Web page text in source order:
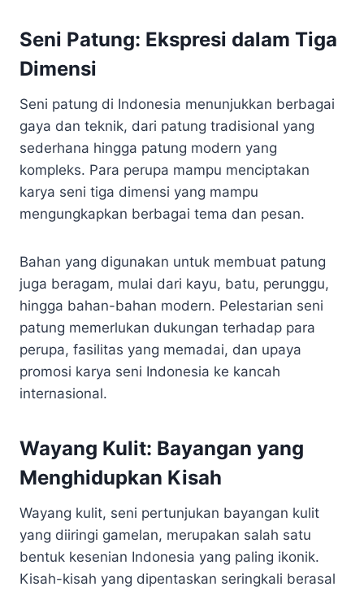
Seni Patung: Ekspresi dalam Tiga
Dimensi
Seni patung di Indonesia menunjukkan berbagai
gaya dan teknik, dari patung tradisional yang
sederhana hingga patung modern yang
kompleks. Para perupa mampu menciptakan
karya seni tiga dimensi yang mampu
mengungkapkan berbagai tema dan pesan.
Bahan yang digunakan untuk membuat patung
juga beragam, mulai dari kayu, batu, perunggu,
hingga bahan-bahan modern. Pelestarian seni
patung memerlukan dukungan terhadap para
perupa, fasilitas yang memadai, dan upaya
promosi karya seni Indonesia ke kancah
internasional.
Wayang Kulit: Bayangan yang
Menghidupkan Kisah
Wayang kulit, seni pertunjukan bayangan kulit
yang diiringi gamelan, merupakan salah satu
bentuk kesenian Indonesia yang paling ikonik.
Kisah-kisah yang dipentaskan seringkali berasal